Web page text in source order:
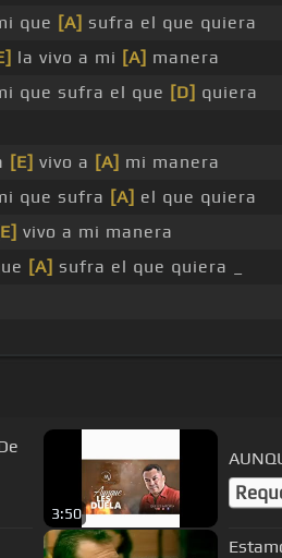
que [A] sufra el que quiera
la vivo a mi [A] manera
que sufra el que [D] quiera
[E] vivo a [A] mi manera
que sufra [A] el que quiera
vivo a mi manera
[A] sufra el que quiera _
3:50